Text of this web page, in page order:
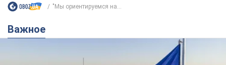
Какой была оригинальная версия гимна